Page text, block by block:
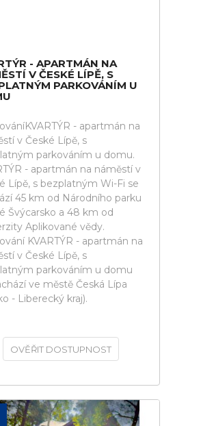
- APARTMÁN NA
V ČESKÉ LÍPĚ, S
PARKOVÁNÍM U
- apartmán na
v České Lípě, s
parkováním u domu.
- apartmán na náměstí v
Lípě, s bezplatným Wi-Fi se
45 km od Národního parku
Švýcarsko a 48 km od
Aplikované vědy.
KVARTÝR - apartmán na
v České Lípě, s
parkováním u domu
ve městě Česká Lípa
- Liberecký kraj).
OVĚŘIT DOSTUPNOST